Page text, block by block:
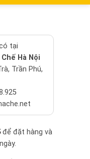
tại
Hà Nội
Trần Phú,
để đặt hàng và